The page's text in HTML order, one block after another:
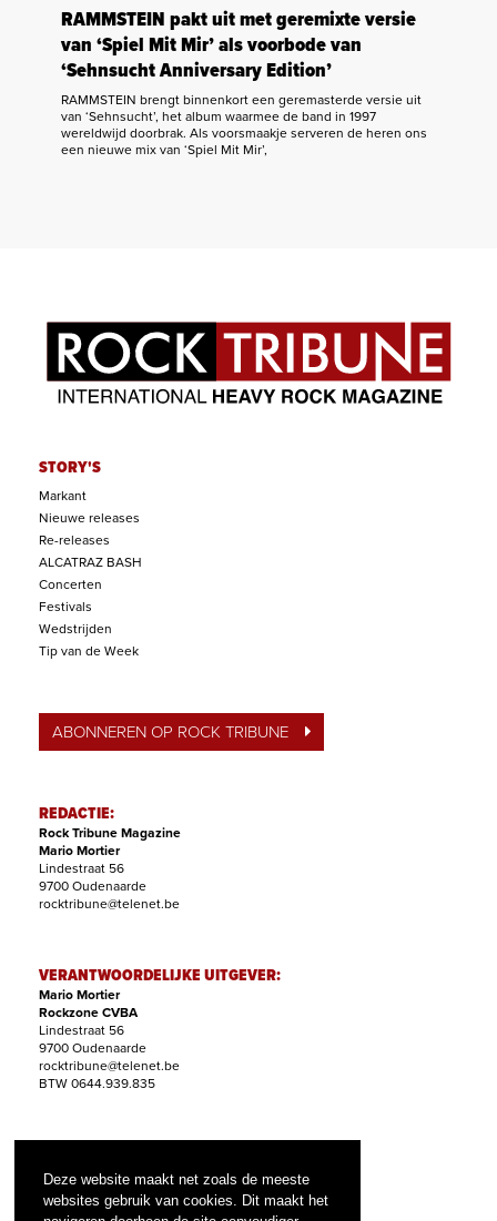
Deze website maakt net zoals de meeste
websites gebruik van cookies. Dit maakt het
RAMMSTEIN pakt uit met geremixte versie
van ‘Spiel Mit Mir’ als voorbode van
‘Sehnsucht Anniversary Edition’
RAMMSTEIN brengt binnenkort een geremasterde versie uit
van ‘Sehnsucht’, het album waarmee de band in 1997
wereldwijd doorbrak. Als voorsmaakje serveren de heren ons
een nieuwe mix van ‘Spiel Mit Mir’,
STORY'S
Markant
Nieuwe releases
Re-releases
ALCATRAZ BASH
Concerten
Festivals
Wedstrijden
Tip van de Week
ABONNEREN OP ROCK TRIBUNE
REDACTIE:
Rock Tribune Magazine
Mario Mortier
Lindestraat 56
9700 Oudenaarde
rocktribune@telenet.be
VERANTWOORDELIJKE UITGEVER:
Mario Mortier
Rockzone CVBA
Lindestraat 56
9700 Oudenaarde
rocktribune@telenet.be
BTW 0644.939.835
Filip Nollet
abonnementen@rock-tribune.com